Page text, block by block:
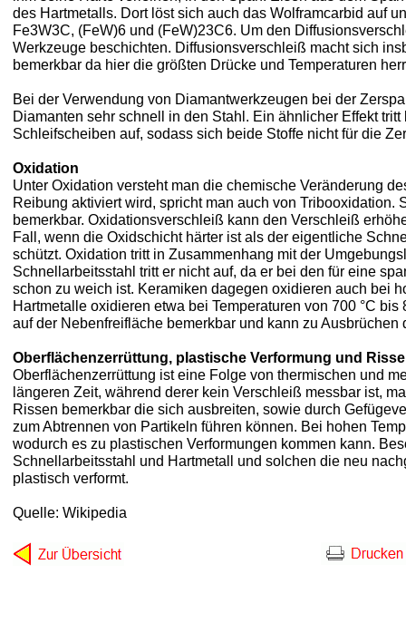
des Hartmetalls. Dort löst sich auch das Wolframcarbid auf
Fe3W3C, (FeW)6 und (FeW)23C6. Um den
Werkzeuge beschichten. Diffusionsverschleiß macht sich
bemerkbar da hier die größten Drücke und Temperaturen
Bei der Verwendung von Diamantwerkzeugen bei der
Diamanten sehr schnell in den Stahl. Ein ähnlicher Effekt
Schleifscheiben auf, sodass sich beide Stoffe nicht für die
Oxidation
Unter Oxidation versteht man die chemische Veränderung
Reibung aktiviert wird, spricht man auch von Tribooxidation.
bemerkbar. Oxidationsverschleiß kann den Verschleiß
Fall, wenn die Oxidschicht härter ist als der eigentliche
schützt. Oxidation tritt in Zusammenhang mit der
Schnellarbeitsstahl tritt er nicht auf, da er bei den für eine
schon zu weich ist. Keramiken dagegen oxidieren auch bei
Hartmetalle oxidieren etwa bei Temperaturen von 700 °C
auf der Nebenfreifläche bemerkbar und kann zu Ausbrüchen
Oberflächenzerrüttung, plastische Verformung und Risse
Oberflächenzerrüttung ist eine Folge von thermischen und
längeren Zeit, während derer kein Verschleiß messbar ist,
Rissen bemerkbar die sich ausbreiten, sowie durch
zum Abtrennen von Partikeln führen können. Bei hohen
wodurch es zu plastischen Verformungen kommen kann.
Schnellarbeitsstahl und Hartmetall und solchen die neu
plastisch verformt.
Quelle: Wikipedia